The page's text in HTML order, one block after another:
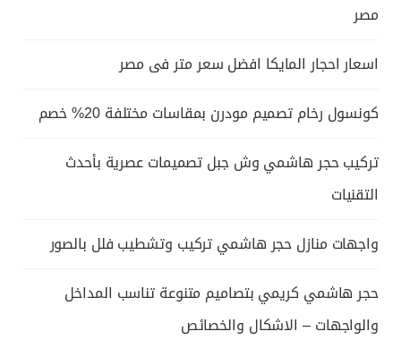
مصر
اسعار احجار المايكا افضل سعر متر فى مصر
كونسول رخام تصميم مودرن بمقاسات مختلفة 20% خصم
تركيب حجر هاشمي وش جبل تصميمات عصرية بأحدث
التقنيات
واجهات منازل حجر هاشمي تركيب وتشطيب فلل بالصور
حجر هاشمي كريمي بتصاميم متنوعة تناسب المداخل
والواجهات – الاشكال والخصائص